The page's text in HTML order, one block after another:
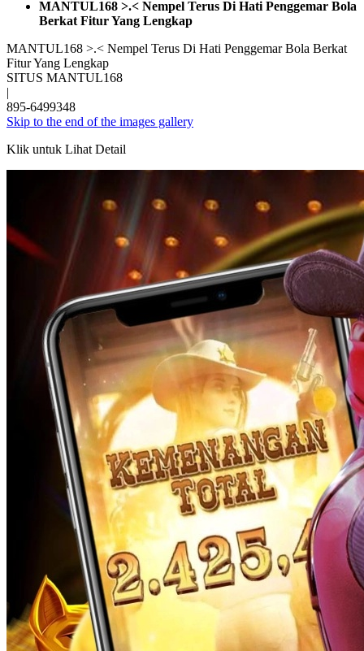
MANTUL168 >.< Nempel Terus Di Hati Penggemar Bola
Berkat Fitur Yang Lengkap
MANTUL168 >.< Nempel Terus Di Hati Penggemar Bola Berkat
Fitur Yang Lengkap
SITUS MANTUL168
|
895-6499348
Skip to the end of the images gallery
Klik untuk Lihat Detail